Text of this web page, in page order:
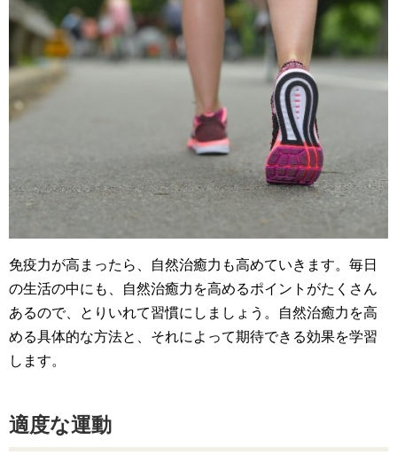
免疫力が高まったら、自然治癒力も高めていきます。毎日
の生活の中にも、自然治癒力を高めるポイントがたくさん
あるので、とりいれて習慣にしましょう。自然治癒力を高
める具体的な方法と、それによって期待できる効果を学習
します。
適度な運動